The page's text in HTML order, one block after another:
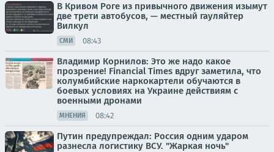
В Кривом Роге из привычного движения изымут
две трети автобусов, — местный гауляйтер
Вилкул
СМИ 08:43
Владимир Корнилов: Это же надо какое
прозрение! Financial Times вдруг заметила, что
колумбийские наркокартели обучаются в
боевых условиях на Украине действиям с
военными дронами
МНЕНИЯ 08:42
Путин предупреждал: Россия одним ударом
разнесла логистику ВСУ. "Жаркая ночь"